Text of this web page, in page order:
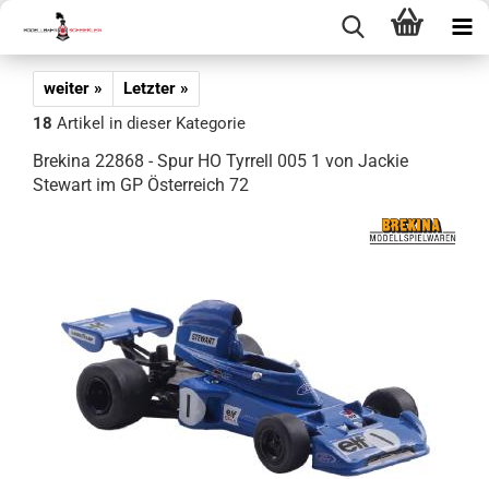
weiter »
Letzter »
18 Artikel in dieser Kategorie
Brekina 22868 - Spur HO Tyrrell 005 1 von Jackie
Stewart im GP Österreich 72